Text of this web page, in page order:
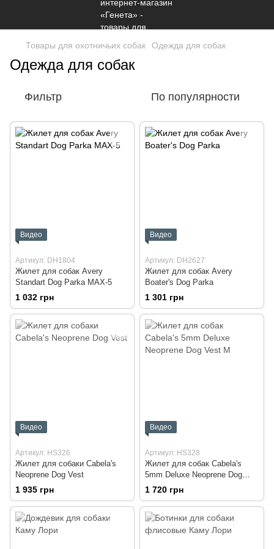
Товары для охотничьих собак Одежда для собак
Одежда для собак
Фильтр По популярности
Видео
Артикул: DH1804
Жилет для собак Avery
Standart Dog Parka MAX-5
1 032 грн
Видео
Артикул: DH2627
Жилет для собак Avery
Boater's Dog Parka
1 301 грн
Видео
Артикул: HS326
Жилет для собаки Cabela's
Neoprene Dog Vest
1 935 грн
Видео
Артикул: HS328
Жилет для собак Cabela's
5mm Deluxe Neoprene Dog
Vest M
1 720 грн